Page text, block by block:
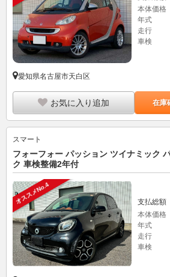
本体価格
年式
走行
車検
愛知県名古屋市天白区
お気に入り追加 在庫
スマート
フォーフォー パッション ツイナミック
ク 車検整備2年付
オススメNo.4 支払総額
本体価格
年式
走行
車検